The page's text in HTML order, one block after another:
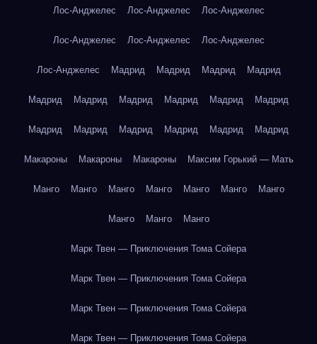
Лос-Анджелес Лос-Анджелес Лос-Анджелес
Лос-Анджелес Лос-Анджелес Лос-Анджелес
Лос-Анджелес Мадрид Мадрид Мадрид Мадрид
Мадрид Мадрид Мадрид Мадрид Мадрид Мадрид
Мадрид Мадрид Мадрид Мадрид Мадрид Мадрид
Макароны Макароны Макароны Максим Горький — Мать
Манго Манго Манго Манго Манго Манго Манго
Манго Манго Манго
Марк Твен — Приключения Тома Сойера
Марк Твен — Приключения Тома Сойера
Марк Твен — Приключения Тома Сойера
Марк Твен — Приключения Тома Сойера